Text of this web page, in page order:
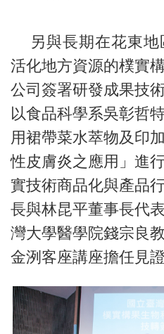
另與長期在花東地
活化地方資源的樸實
公司簽署研發成果技
以食品科學系吳彰哲
用裙帶菜水萃物及印
性皮膚炎之應用」進
實技術商品化與產品
長與林昆平董事長代
灣大學醫學院錢宗良
金洌客座講座擔任見證